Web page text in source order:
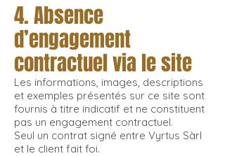
4. Absence
d’engagement
contractuel via le site
Les informations, images, descriptions
et exemples présentés sur ce site sont
fournis à titre indicatif et ne constituent
pas un engagement contractuel.
Seul un contrat signé entre Vyrtus Sàrl
et le client fait foi.